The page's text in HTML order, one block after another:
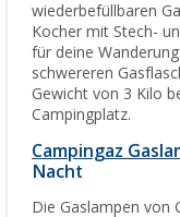
wiederbefüllbaren
Kocher mit Stech-
für deine
schwereren
Gewicht von 3 Kilo
Campingplatz.
Campingaz
Nacht
Die Gaslampen von